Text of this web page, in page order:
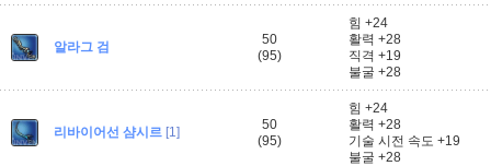
알라그 검
50
(95)
힘 +24
활력 +28
직격 +19
불굴 +28
리바이어선 샴시르 [1]
50
(95)
힘 +24
활력 +28
기술 시전 속도 +19
불굴 +28